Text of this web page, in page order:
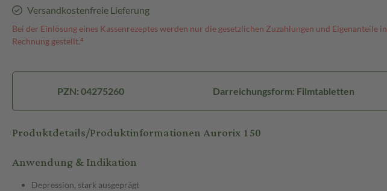
Versandkostenfreie Lieferung
Bei der Einlösung eines Kassenrezeptes werden nur die gesetzlichen Zuzahlungen und Eigenanteile in
Rechnung gestellt.⁴
PZN: 04275260 Darreichungsform: Filmtabletten
Produktdetails/Produktinformationen Aurorix 150
Anwendung & Indikation
Depression, stark ausgeprägt